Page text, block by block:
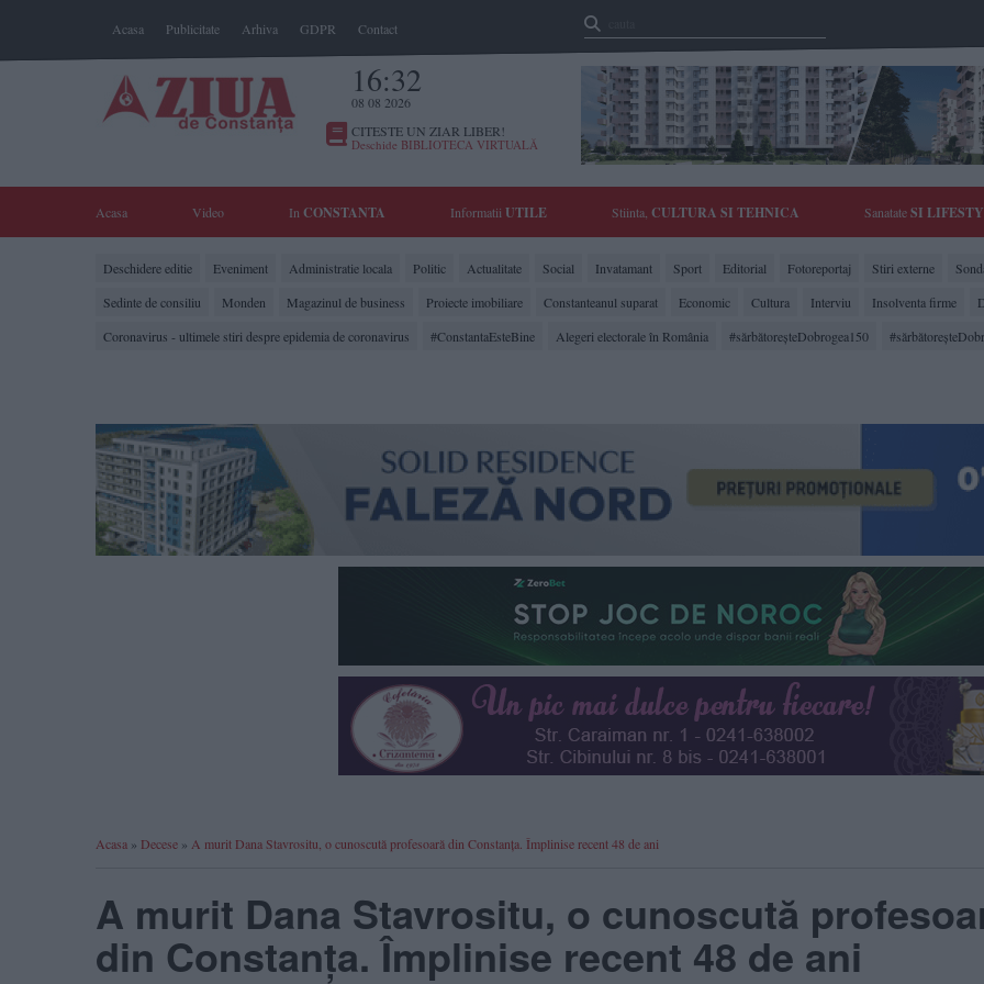
Acasa Publicitate Arhiva GDPR Contact
16:32
08 08 2026
CITESTE UN ZIAR LIBER!
Deschide BIBLIOTECA VIRTUALĂ
Acasa Video In CONSTANTA Informatii UTILE Stiinta, CULTURA SI TEHNICA SanatateSI
Deschidere editie Eveniment Administratie locala Politic Actualitate Social Invatamant Sport Editorial Fotoreportaj Stiri externe
Sedinte de consiliu
Monden Magazinul de business Proiecte imobiliare Constanteanul suparat Economic Cultura Interviu Insolventa firme
Coronavirus - ultimele stiri despre epidemia de coronavirus
#ConstantaEsteBine Alegeri electorale în România #sărbătoreşteDobrogea150
Acasa » Decese » A murit Dana Stavrositu, o cunoscută profesoară din Constanța. Împlinise recent 48 de ani
A murit Dana Stavrositu, o cunoscută
din Constanța. Împlinise recent 48 de ani